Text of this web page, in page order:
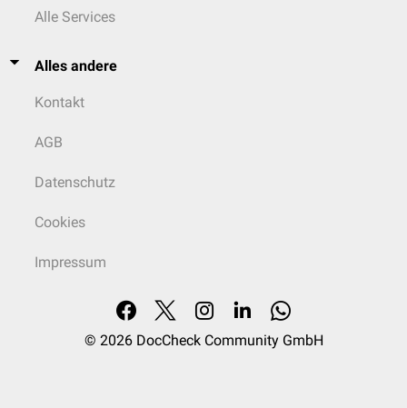
Alle Services
Alles andere
Kontakt
AGB
Datenschutz
Cookies
Impressum
© 2026 DocCheck Community GmbH